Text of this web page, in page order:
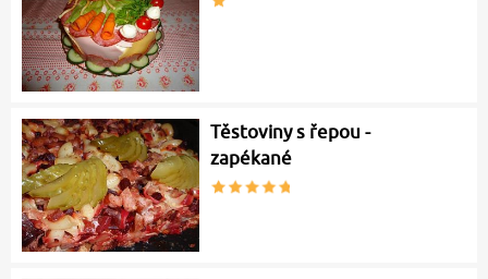
Těstoviny s řepou -
zapékané